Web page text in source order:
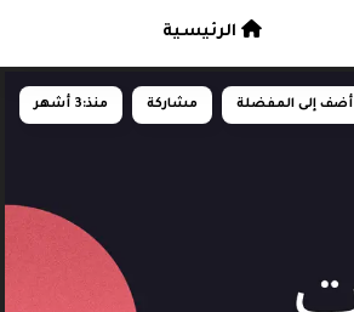
أضف إلى المفضلة مشاركة منذ:3 أشهر
الرئيسية